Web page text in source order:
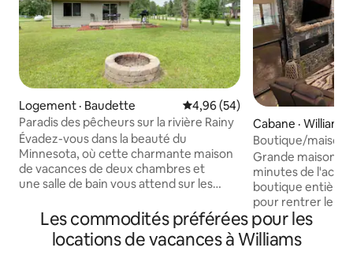
Logement · Baudette Note moyenne de 4,96 sur 5,
4,96 (54)
Paradis des pêcheurs sur la rivière Rainy
Évadez-vous dans la beauté du
Minnesota, où cette charmante maison
de vacances de deux chambres et
une salle de bain vous attend sur les
accueillante, cette maison est parfaite
pour profiter toute l'année. LotW offre
la pêche au doré jaune et la navigation
Cabane · Williams
Boutique/maison
Grande maison-
minutes de
boutique
pour rentrer le
Cheminée et
et le magasin !! Parfait pour les réunions
de famille, les
Les commodités préférées pour les
locations de vacances à Williams